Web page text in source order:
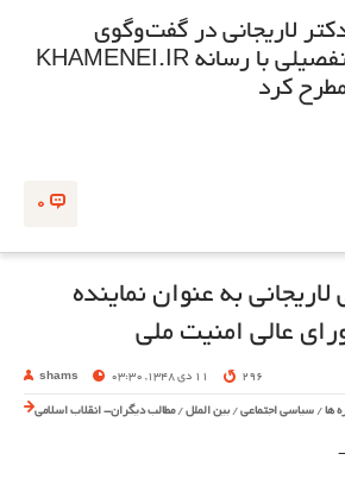
لاریجانی در گفت‌وگوی
تفصیلی با رسانه KHAMENEI.IR
کرد
0
به عنوان نماینده
عالی امنیت ملی
shams 11 دی 1348, 03:30 296
ها / سیاسی اجتماعی /بین الملل /مطالب دیگران- انقلاب اسلامی